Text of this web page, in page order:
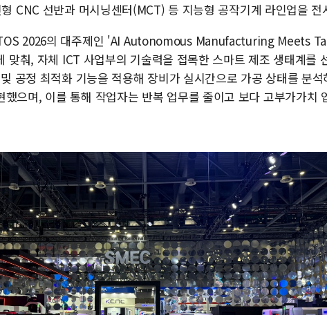
CNC 선반과 머시닝센터(MCT) 등 지능형 공작기계 라인업을 전
2026의 대주제인 'AI Autonomous Manufacturing Meets
맞춰, 자체 ICT 사업부의 기술력을 접목한 스마트 제조 생태계를
공정 최적화 기능을 적용해 장비가 실시간으로 가공 상태를 분석
했으며, 이를 통해 작업자는 반복 업무를 줄이고 보다 고부가가치